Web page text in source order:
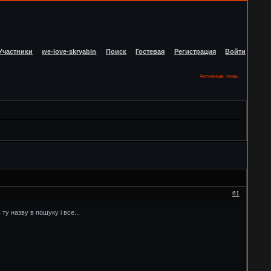
we-love-skryabin Поиск Гостевая Регистрация Войти
Активные темы
61
назву в пошуку і все...